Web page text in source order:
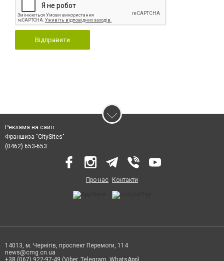
Відправити
Реклама на сайті
Франшиза "CitySites"
(0462) 653-653
Про нас Контакти
14013, м. Чернігів, проспект Перемоги, 114
news@cmg.cn.ua
+38 (067) 922-97-49 (Viber, Telegram, WhatsApp)